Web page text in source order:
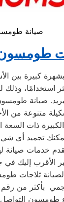
صيانة
كبيرة بين
استخدامًا، وذلك
صيانة
متنوعة من
ذات السعة
تجميد أي
خدمات صيانة
الأقرب إليك في
لصيانة ثلاجات
طومسون التواصل